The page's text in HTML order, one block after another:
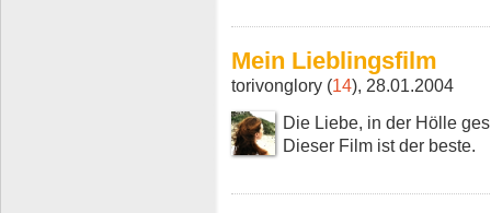
Mein Lieblingsfilm
torivonglory (14), 28.01.2004
Die Liebe, in der Hölle
Dieser Film ist der beste.